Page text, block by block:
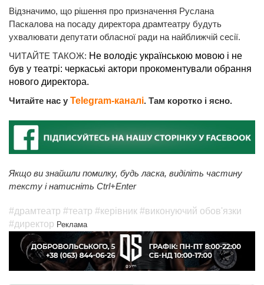
Відзначимо, що рішення про призначення Руслана
Паскалова на посаду директора драмтеатру будуть
ухвалювати депутати обласної ради на найближчій сесії.
ЧИТАЙТЕ ТАКОЖ: Не володіє українською мовою і не
був у театрі: черкаські актори прокоментували обрання
нового директора.
Читайте нас у Telegram-каналі. Там коротко і ясно.
Якщо ви знайшли помилку, будь ласка, виділіть частину
тексту і натисніть Ctrl+Enter
#драмтеатр #театр #керівник #виконуючий обов'язки
#директор Реклама